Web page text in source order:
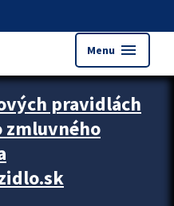
Menu menu
pravidlách